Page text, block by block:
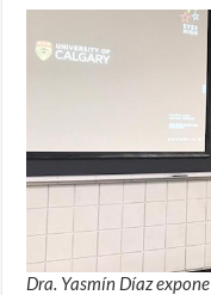
Dra. Yasmín Díaz